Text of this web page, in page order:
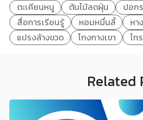
ตะเคียนหนู ต้นไม้ลดฝุ่น ปอก
สื่อการเรียนรู้
หอมหมื่นลี้ หา
แปรงล้างขวด
โกงกางเขา ไท
Related